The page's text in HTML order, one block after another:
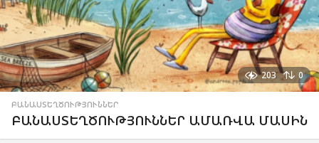
203 0
ԲԱՆԱՍՏԵՂԾՈՒԹՅՈՒՆՆԵՐ
ԲԱՆԱՍՏԵՂԾՈՒԹՅՈՒՆՆԵՐ ԱՄԱՌՎԱ ՄԱՍԻՆ